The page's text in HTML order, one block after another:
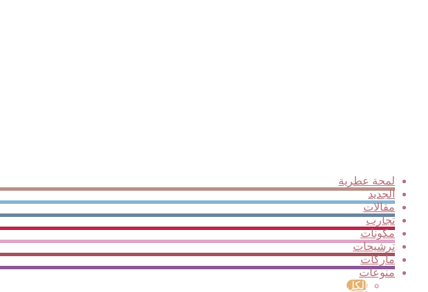
لمحة عطرية
الجديد
مقالات
تجارب
مكونات
ترشيحات
ماركات
منوعات
الكل